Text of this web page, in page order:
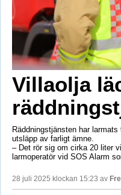
Villaolja
Räddningstjänsten har
utsläpp av farligt ämne.
– Det rör sig om cirka 20 liter
larmoperatör vid SOS Alarm
28 juli 2025 klockan 15:23 av